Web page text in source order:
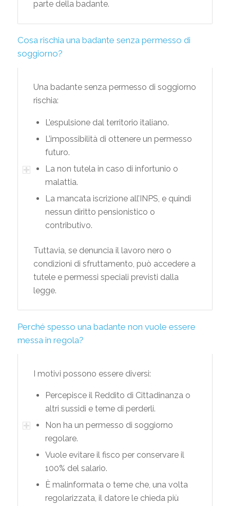
parte della badante.
Cosa rischia una badante senza permesso di
soggiorno?
Una badante senza permesso di soggiorno
rischia:
L’espulsione dal territorio italiano.
L’impossibilità di ottenere un permesso
futuro.
La non tutela in caso di infortunio o
malattia.
La mancata iscrizione all’INPS, e quindi
nessun diritto pensionistico o
contributivo.
Tuttavia, se denuncia il lavoro nero o
condizioni di sfruttamento, può accedere a
tutele e permessi speciali previsti dalla
legge.
Perché spesso una badante non vuole essere
messa in regola?
I motivi possono essere diversi:
Percepisce il Reddito di Cittadinanza o
altri sussidi e teme di perderli.
Non ha un permesso di soggiorno
regolare.
Vuole evitare il fisco per conservare il
100% del salario.
È malinformata o teme che, una volta
regolarizzata, il datore le chieda più